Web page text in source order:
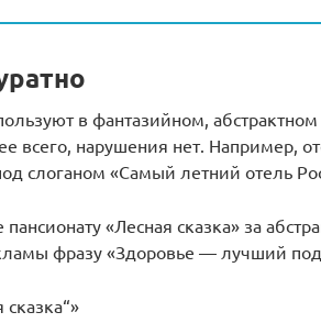
в фантазийном, абстрактном
всего, нарушения нет. Например,
слоганом «Самый летний отель
«Лесная сказка» за
фразу «Здоровье — лучший